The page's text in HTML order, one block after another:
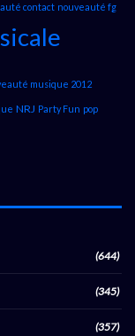
contact nouveauté fg
musique 2012
NRJ Party Fun pop
(644)
(345)
(357)